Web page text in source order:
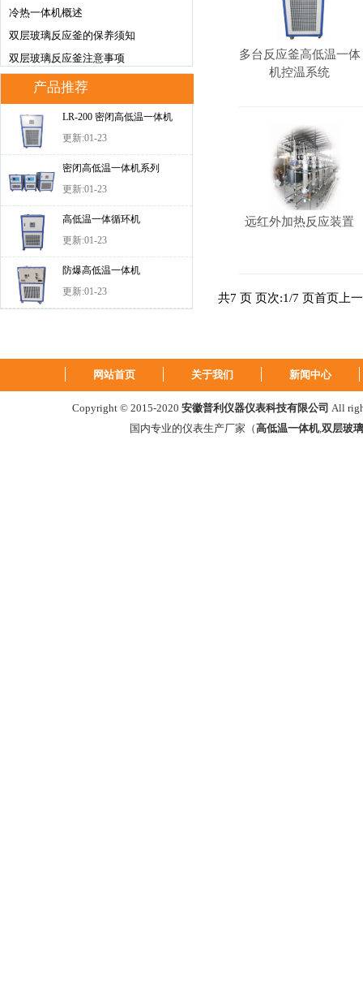
冷热一体机概述
双层玻璃反应釜的保养须知
双层玻璃反应釜注意事项
产品推荐
LR-200 密闭高低温一体机
更新:01-23
密闭高低温一体机系列
更新:01-23
高低温一体循环机
更新:01-23
防爆高低温一体机
更新:01-23
多台反应釜高低温一体
机控温系统
远红外加热反应装置
共7 页 页次:1/7 页首页 上
网站首页 关于我们 新闻中心
Copyright © 2015-2020 安徽普利仪器仪表科技有限公司 All
国内专业的仪表生产厂家（高低温一体机,双层玻